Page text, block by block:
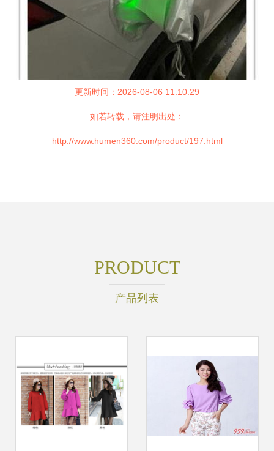
更新时间：2026-08-06 11:10:29
如若转载，请注明出处：
http://www.humen360.com/product/197.html
PRODUCT
产品列表